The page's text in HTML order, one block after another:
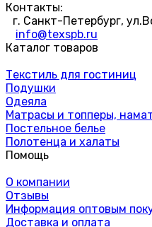
Контакты:
г. Санкт-Петербург,
info@texspb.ru
Каталог товаров
Текстиль для гостиниц
Подушки
Одеяла
Матрасы и топперы,
Постельное белье
Полотенца и халаты
Помощь
О компании
Отзывы
Информация оптовым
Доставка и оплата